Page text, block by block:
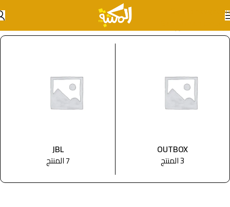
Skip to navigation
Skip to main content
OUTBOX
3 المنتج
JBL
7 المنتج